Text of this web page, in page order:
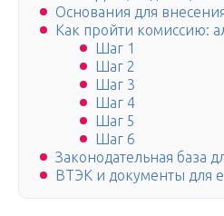
Основания для
Как пройти комиссию:
Шаг 1
Шаг 2
Шаг 3
Шаг 4
Шаг 5
Шаг 6
Законодательная база
ВТЭК и документы для